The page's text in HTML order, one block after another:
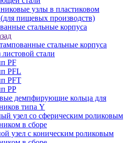
узлы в пластиковом
пищевых производств)
стальные корпуса
стальные корпуса
стали
PF
PFL
PFT
PP
демпфирующие кольца для
типа Y
узел со сферическим роликовым
в сборе
узел с коническим роликовым